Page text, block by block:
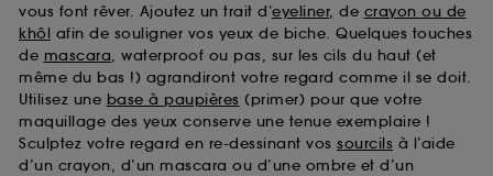
vous font rêver. Ajoutez un trait d’eyeliner, de crayon ou de
khôl afin de souligner vos yeux de biche. Quelques touches
de mascara, waterproof ou pas, sur les cils du haut (et
même du bas !) agrandiront votre regard comme il se doit.
Utilisez une base à paupières (primer) pour que votre
maquillage des yeux conserve une tenue exemplaire !
Sculptez votre regard en re-dessinant vos sourcils à l’aide
d’un crayon, d’un mascara ou d’une ombre et d’un